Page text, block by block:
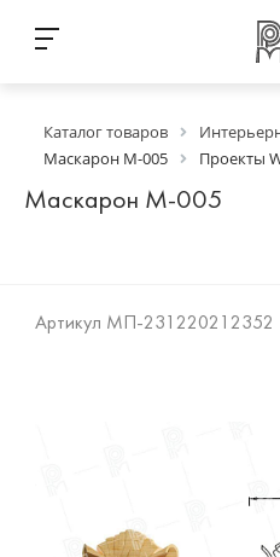
Каталог товаров
Маскарон М-005
Проекты
Маскарон М-005
Артикул МП-231220212352